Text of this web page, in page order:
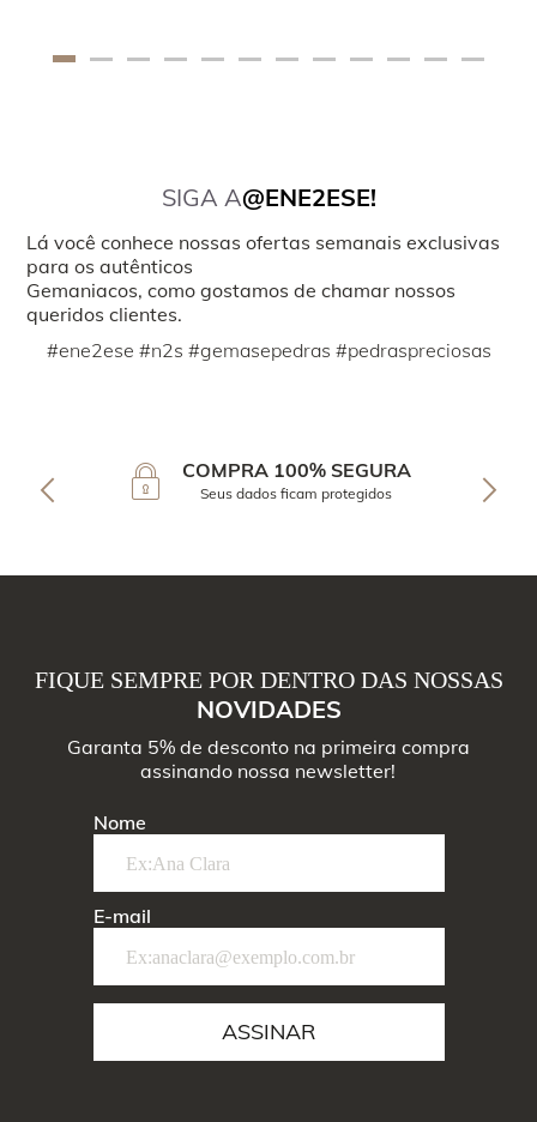
SIGA A@ENE2ESE!
Lá você conhece nossas ofertas semanais exclusivas
para os autênticos
Gemaniacos, como gostamos de chamar nossos
queridos clientes.
#ene2ese #n2s #gemasepedras #pedraspreciosas
COMPRA 100% SEGURA
Seus dados ficam protegidos
FIQUE SEMPRE POR DENTRO DAS NOSSAS
NOVIDADES
Garanta 5% de desconto na primeira compra
assinando nossa newsletter!
Nome
E-mail
ASSINAR